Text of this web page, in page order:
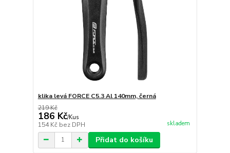
klika levá FORCE C5.3 Al 140mm, černá
219 Kč
186 Kč/Kus
154 Kč bez DPH skladem
Přidat do košíku